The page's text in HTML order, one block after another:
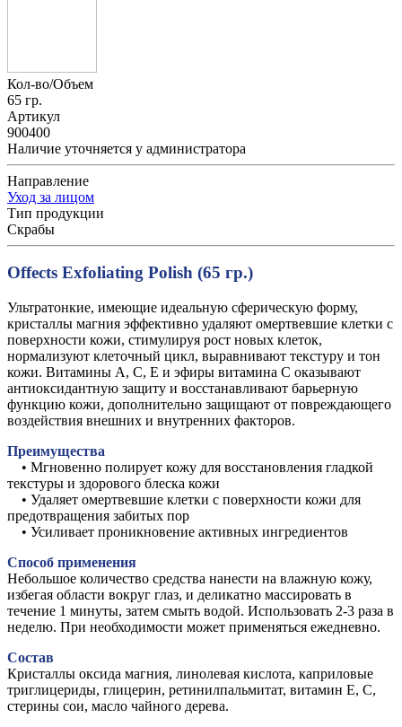
Кол-во/Объем
65 гр.
Артикул
900400
Наличие уточняется у администратора
Направление
Уход за лицом
Тип продукции
Скрабы
Offects Exfoliating Polish (65 гр.)
Ультратонкие, имеющие идеальную сферическую форму,
кристаллы магния эффективно удаляют омертвевшие клетки с
поверхности кожи, стимулируя рост новых клеток,
нормализуют клеточный цикл, выравнивают текстуру и тон
кожи. Витамины А, С, Е и эфиры витамина С оказывают
антиоксидантную защиту и восстанавливают барьерную
функцию кожи, дополнительно защищают от повреждающего
воздействия внешних и внутренних факторов.
Преимущества
• Мгновенно полирует кожу для восстановления гладкой
текстуры и здорового блеска кожи
• Удаляет омертвевшие клетки с поверхности кожи для
предотвращения забитых пор
• Усиливает проникновение активных ингредиентов
Способ применения
Небольшое количество средства нанести на влажную кожу,
избегая области вокруг глаз, и деликатно массировать в
течение 1 минуты, затем смыть водой. Использовать 2-3 раза в
неделю. При необходимости может применяться ежедневно.
Состав
Кристаллы оксида магния, линолевая кислота, каприловые
триглицериды, глицерин, ретинилпальмитат, витамин Е, С,
стерины сои, масло чайного дерева.